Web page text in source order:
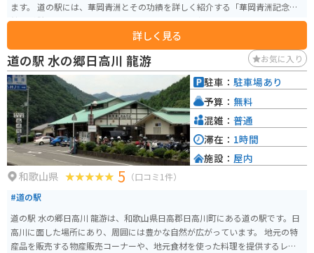
ます。 道の駅には、華岡青洲とその功績を詳しく紹介する「華岡青洲記念
館」が併設されており、医学や歴史に興味のある方におすすめです。また、
地元の新鮮な農産物や特産品を販売する直売所もあり、お土産探しにも最適
です。特に、紀の川市特産のイチゴや柿は、季節によっては道の駅でも販売
されているので、ぜひ味わってみてください。 バイクで訪れる場合、道の駅
には広い駐車場が完備されているので安心です。周辺には、自然豊かな風景
が広がっており、ツーリングの休憩スポットとしても最適です。道の駅周辺
には、華岡青洲が麻酔薬の原料として使用した植物を栽培している「薬草
園」など、見どころも点在しているので、バイクで巡ってみるのも良いでし
ょう。
詳しく見る
道の駅 水の郷日高川 龍游 お気に入り
和歌山県 5 （口コミ1件）
#道の駅
道の駅 水の郷日高川 龍游は、和歌山県日高郡日高川町にある道の駅です。日
高川に面した場所にあり、周囲には豊かな自然が広がっています。 地元の特
産品を販売する物産販売コーナーや、地元食材を使った料理を提供するレス
駐車： 駐車場あり
予算： 無料
混雑： 普通
滞在： 1時間
施設： 屋内